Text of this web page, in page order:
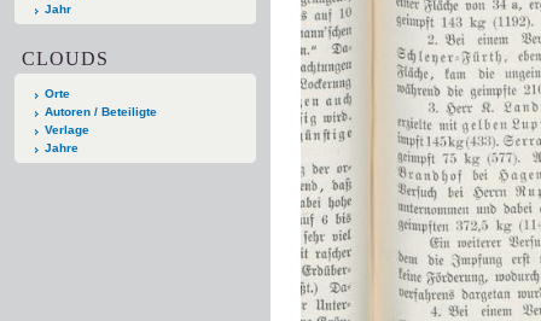
Jahr
CLOUDS
Orte
Autoren / Beteiligte
Verlage
Jahre